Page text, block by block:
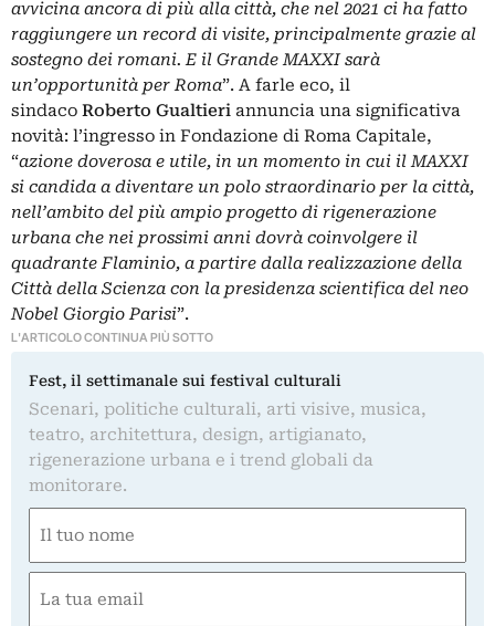
avvicina ancora di più alla città, che nel 2021 ci ha fatto
raggiungere un record di visite, principalmente grazie al
sostegno dei romani. E il Grande MAXXI sarà
un’opportunità per Roma”. A farle eco, il
sindaco Roberto Gualtieri annuncia una significativa
novità: l’ingresso in Fondazione di Roma Capitale,
“azione doverosa e utile, in un momento in cui il MAXXI
si candida a diventare un polo straordinario per la città,
nell’ambito del più ampio progetto di rigenerazione
urbana che nei prossimi anni dovrà coinvolgere il
quadrante Flaminio, a partire dalla realizzazione della
Città della Scienza con la presidenza scientifica del neo
Nobel Giorgio Parisi”.
L'ARTICOLO CONTINUA PIÙ SOTTO
Fest, il settimanale sui festival culturali
Scenari, politiche culturali, arti visive, musica,
teatro, architettura, design, artigianato,
rigenerazione urbana e i trend globali da
monitorare.
(Obbligatorio)
Nome
(Obbligatorio)